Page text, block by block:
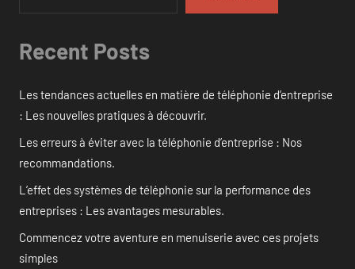
Recent Posts
Les tendances actuelles en matière de téléphonie d’entreprise
: Les nouvelles pratiques à découvrir.
Les erreurs à éviter avec la téléphonie d’entreprise : Nos
recommandations.
L’effet des systèmes de téléphonie sur la performance des
entreprises : Les avantages mesurables.
Commencez votre aventure en menuiserie avec ces projets
simples